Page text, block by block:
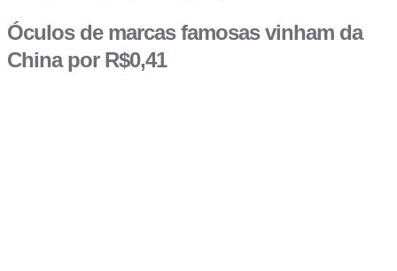
Óculos de marcas famosas vinham da
China por R$0,41